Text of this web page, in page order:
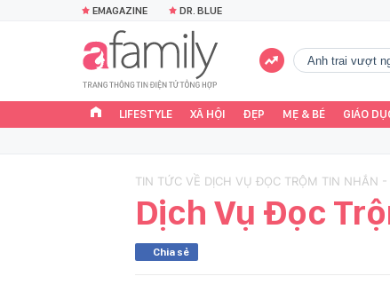
EMAGAZINE DR. BLUE
Anh trai vượt
LIFESTYLE XÃ HỘI ĐẸP MẸ & BÉ GIÁO
TIN TỨC VỀ DỊCH VỤ ĐỌC TRỘM TIN NHẮN
Dịch Vụ Đọc
Chia sẻ